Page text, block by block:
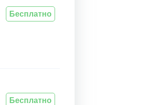
Бесплатно
Бесплатно